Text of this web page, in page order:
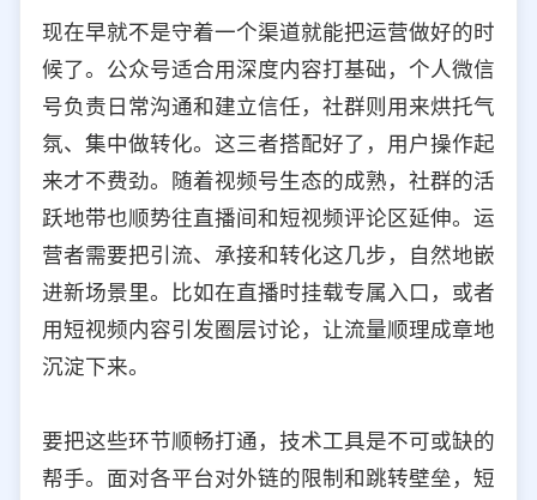
现在早就不是守着一个渠道就能把运营做好的时
候了。公众号适合用深度内容打基础，个人微信
号负责日常沟通和建立信任，社群则用来烘托气
氛、集中做转化。这三者搭配好了，用户操作起
来才不费劲。随着视频号生态的成熟，社群的活
跃地带也顺势往直播间和短视频评论区延伸。运
营者需要把引流、承接和转化这几步，自然地嵌
进新场景里。比如在直播时挂载专属入口，或者
用短视频内容引发圈层讨论，让流量顺理成章地
沉淀下来。
要把这些环节顺畅打通，技术工具是不可或缺的
帮手。面对各平台对外链的限制和跳转壁垒，短